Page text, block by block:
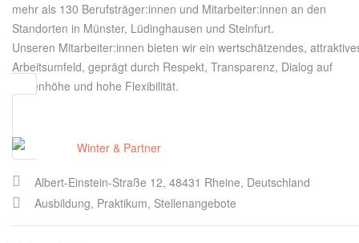
mehr als 130 Berufsträger:innen und Mitarbeiter:innen an den
Standorten in Münster, Lüdinghausen und Steinfurt.
Unseren Mitarbeiter:innen bieten wir ein wertschätzendes,
Arbeitsumfeld, geprägt durch Respekt, Transparenz, Dialog auf
Augenhöhe und hohe Flexibilität.
Albert-Einstein-Straße 12, 48431 Rheine, Deutschland
Ausbildung, Praktikum, Stellenangebote